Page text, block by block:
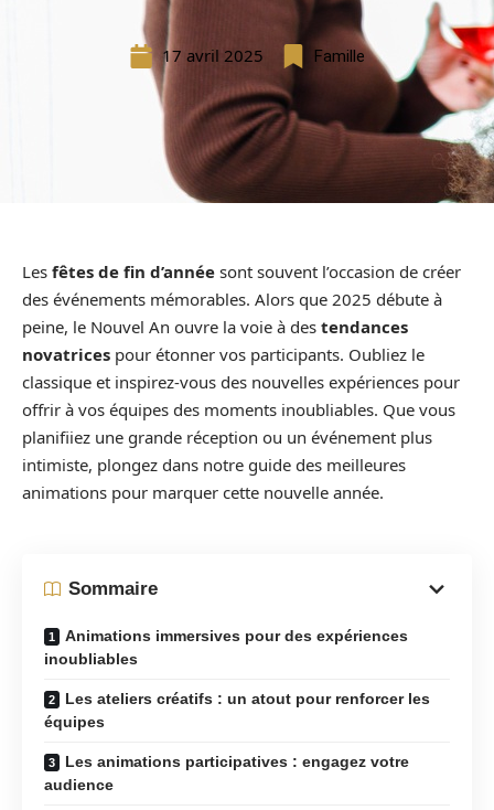
17 avril 2025 Famille
Les fêtes de fin d’année sont souvent l’occasion de créer
des événements mémorables. Alors que 2025 débute à
peine, le Nouvel An ouvre la voie à des tendances
novatrices pour étonner vos participants. Oubliez le
classique et inspirez-vous des nouvelles expériences pour
offrir à vos équipes des moments inoubliables. Que vous
planifiiez une grande réception ou un événement plus
intimiste, plongez dans notre guide des meilleures
animations pour marquer cette nouvelle année.
Sommaire
Animations immersives pour des expériences
inoubliables
Les ateliers créatifs : un atout pour renforcer les
équipes
Les animations participatives : engagez votre
audience